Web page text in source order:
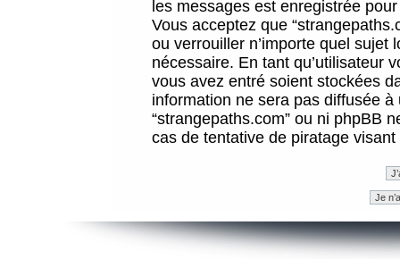
les messages est enregistrée
Vous acceptez que
ou verrouiller n’importe quel sujet
nécessaire. En tant qu’utilisateur
vous avez entré soient stockées
information ne sera pas diffusée
“strangepaths.com” ou ni phpBB
cas de tentative de piratage